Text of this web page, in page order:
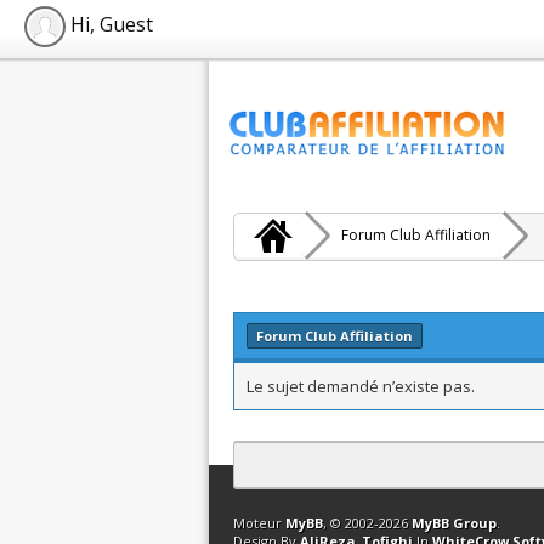
Hi, Guest
Forum Club Affiliation
Forum Club Affiliation
Le sujet demandé n’existe pas.
Contact Club Affiliation Retourner en
Moteur MyBB, © 2002-2026 MyBB Group.